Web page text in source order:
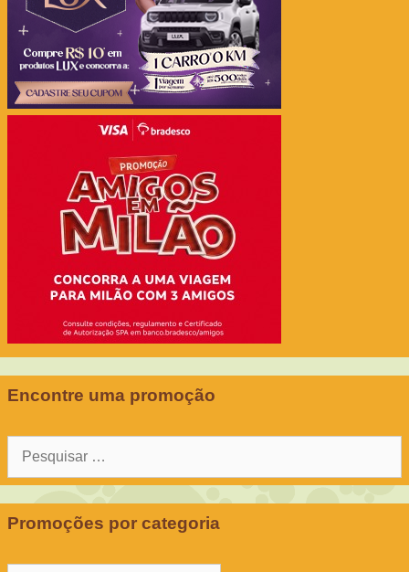
Encontre uma promoção
Pesquisar
Promoções por categoria